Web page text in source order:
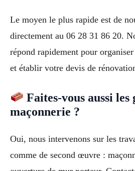
Le moyen le plus rapide est de
directement au 06 28 31 86 20.
répond rapidement pour
et établir votre devis de
Faites-vous aussi
maçonnerie ?
Oui, nous intervenons sur les
comme de second œuvre :